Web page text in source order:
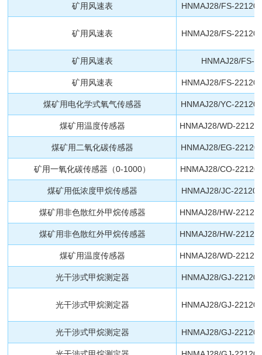
矿用风速表 HNMAJ28/FS-
矿用风速表 HNMAJ28/FS-
矿用风速表 HNMAJ28/FS-
矿用风速表 HNMAJ28/FS-
煤矿用电化学式氧气传感器 HNMAJ28/YC-
煤矿用温度传感器 HNMAJ28/WD-
煤矿用二氧化碳传感器 HNMAJ28/EG-
矿用一氧化碳传感器（0-1000） HNMAJ28/CO-
煤矿用低浓度甲烷传感器 HNMAJ28/JC-
煤矿用非色散红外甲烷传感器 HNMAJ28/HW-
煤矿用非色散红外甲烷传感器 HNMAJ28/HW-
煤矿用温度传感器 HNMAJ28/WD-
光干涉式甲烷测定器 HNMAJ28/GJ-
光干涉式甲烷测定器 HNMAJ28/GJ-
光干涉式甲烷测定器 HNMAJ28/GJ-